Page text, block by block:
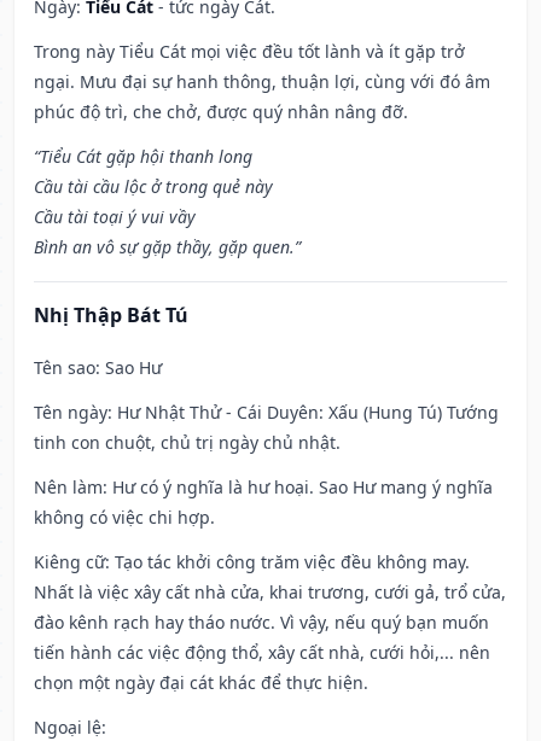
Ngày: Tiểu Cát - tức ngày Cát.
Trong này Tiểu Cát mọi việc đều tốt lành và ít gặp trở
ngại. Mưu đại sự hanh thông, thuận lợi, cùng với đó âm
phúc độ trì, che chở, được quý nhân nâng đỡ.
“Tiểu Cát gặp hội thanh long
Cầu tài cầu lộc ở trong quẻ này
Cầu tài toại ý vui vầy
Bình an vô sự gặp thầy, gặp quen.”
Nhị Thập Bát Tú
Tên sao: Sao Hư
Tên ngày: Hư Nhật Thử - Cái Duyên: Xấu (Hung Tú) Tướng
tinh con chuột, chủ trị ngày chủ nhật.
Nên làm: Hư có ý nghĩa là hư hoại. Sao Hư mang ý nghĩa
không có việc chi hợp.
Kiêng cữ: Tạo tác khởi công trăm việc đều không may.
Nhất là việc xây cất nhà cửa, khai trương, cưới gả, trổ cửa,
đào kênh rạch hay tháo nước. Vì vậy, nếu quý bạn muốn
tiến hành các việc động thổ, xây cất nhà, cưới hỏi,... nên
chọn một ngày đại cát khác để thực hiện.
Ngoại lệ: